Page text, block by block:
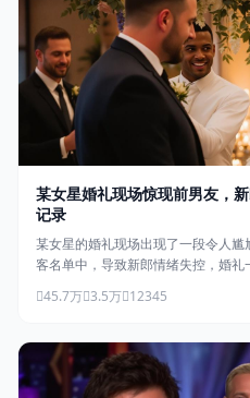
某女星婚礼现场惊现前男友，
记录
某女星的婚礼现场出现了一段令人
客名单中，导致新郎情绪失控，婚礼
45.7万 3.5万 12345